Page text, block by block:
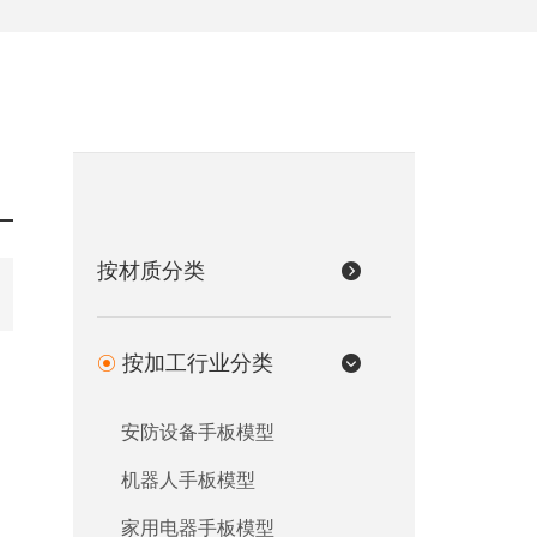
按材质分类
按加工行业分类
安防设备手板模型
机器人手板模型
家用电器手板模型